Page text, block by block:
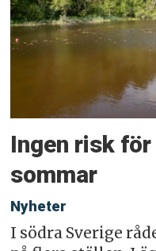
Ingen risk
sommar
Nyheter
I södra Sverige